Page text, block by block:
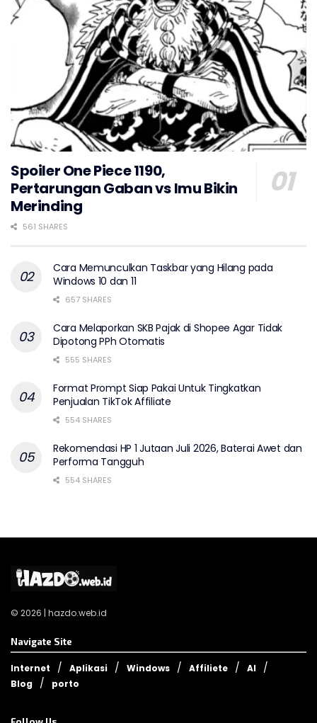
Spoiler One Piece 1190,
Pertarungan Gaban vs Imu Bikin
Merinding
561 SHARES
Cara Memunculkan Taskbar yang Hilang pada
Windows 10 dan 11
657 SHARES
Cara Melaporkan SKB Pajak di Shopee Agar Tidak
Dipotong PPh Otomatis
555 SHARES
Format Prompt Siap Pakai Untuk Tingkatkan
Penjualan TikTok Affiliate
554 SHARES
Rekomendasi HP 1 Jutaan Juli 2026, Baterai Awet dan
Performa Tangguh
554 SHARES
© 2026 | hazdo.web.id
Navigate Site
Internet Aplikasi Windows Affiliete
AI
Blog
porto